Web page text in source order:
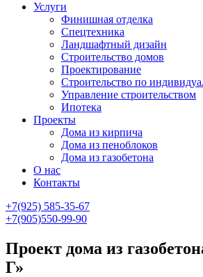
Услуги
Финишная отделка
Спецтехника
Ландшафтный дизайн
Строительство домов
Проектирование
Строительство по
Управление строительством
Ипотека
Проекты
Дома из кирпича
Дома из пеноблоков
Дома из газобетона
О нас
Контакты
+7(925) 585-35-67
+7(905)550-99-90
Проект дома из
Г»